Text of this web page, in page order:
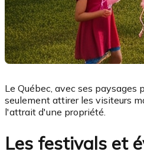
Le Québec, avec ses
seulement attirer les visiteurs
l'attrait d'une propriété.
Les festivals et